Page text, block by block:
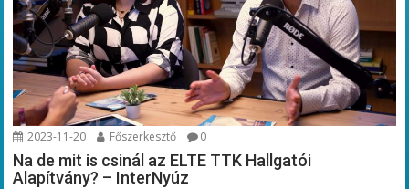
2023-11-20 Főszerkesztő 0
Na de mit is csinál az ELTE TTK Hallgatói
Alapítvány? – InterNyúz